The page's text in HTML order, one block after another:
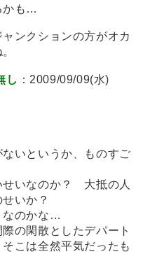
かも…
ンクションの方がオカ
し ：2009/09/09(水)
いというか、ものすご
せいなのか？ 大抵の人
いか？
なのかな…
の閑散としたデパート
こは全然平気だったも